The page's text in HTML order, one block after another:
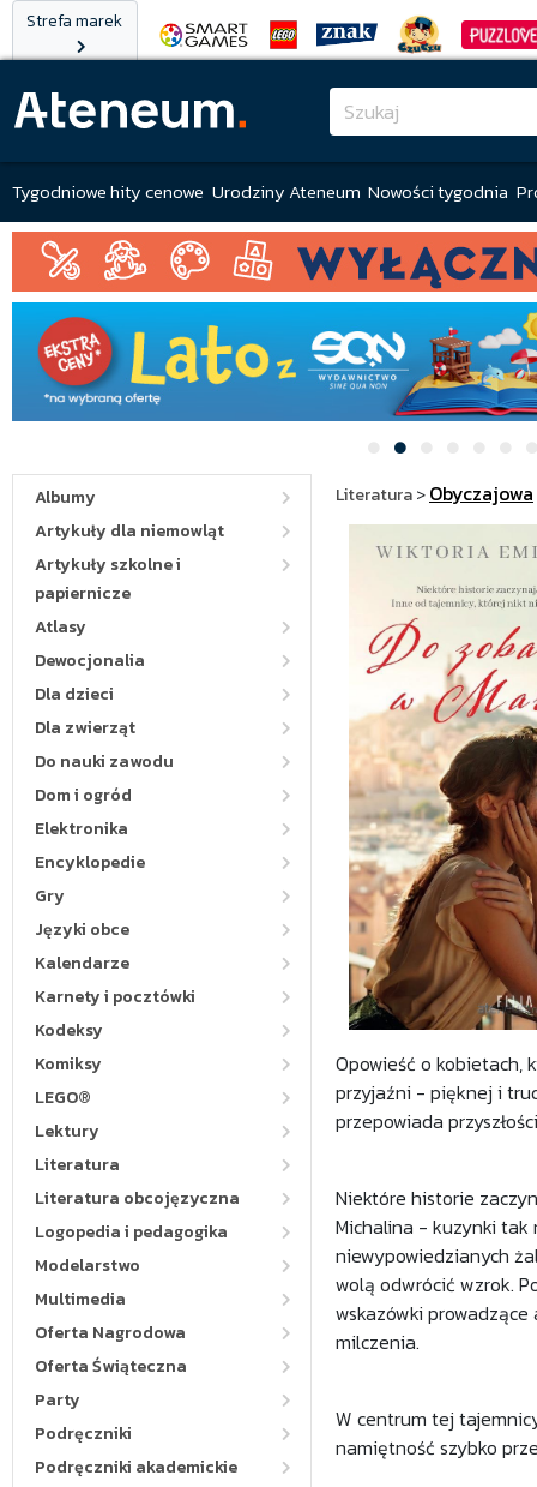
Strefa marek
Tygodniowe hity cenowe Urodziny Ateneum Nowości tygodnia
Albumy
Artykuły dla niemowląt
Artykuły szkolne i
papiernicze
Atlasy
Dewocjonalia
Dla dzieci
Dla zwierząt
Do nauki zawodu
Dom i ogród
Elektronika
Encyklopedie
Gry
Języki obce
Kalendarze
Karnety i pocztówki
Kodeksy
Komiksy
LEGO®
Lektury
Literatura
Literatura obcojęzyczna
Logopedia i pedagogika
Modelarstwo
Multimedia
Oferta Nagrodowa
Oferta Świąteczna
Party
Podręczniki
Podręczniki akademickie
Literatura>Obyczajowa
Opowieść o kobietach,
przyjaźni - pięknej i
przepowiada
Niektóre historie
Michalina - kuzynki tak
niewypowiedzianych
wolą odwrócić wzrok.
wskazówki
milczenia.
W centrum tej
namiętność szybko